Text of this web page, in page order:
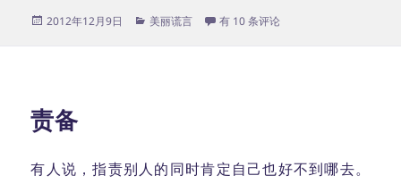
发
2012年12月9日
分
美丽谎言 无话可说
有 10 条评论
责备
有人说，指责别人的同时肯定自己也好不到哪去。